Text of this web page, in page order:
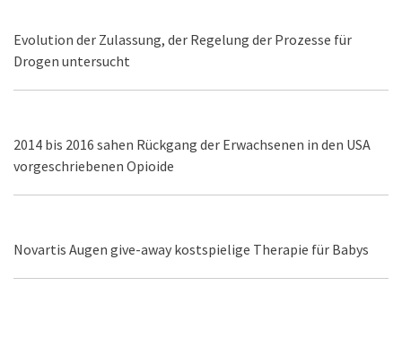
Evolution der Zulassung, der Regelung der Prozesse für
Drogen untersucht
2014 bis 2016 sahen Rückgang der Erwachsenen in den USA
vorgeschriebenen Opioide
Novartis Augen give-away kostspielige Therapie für Babys